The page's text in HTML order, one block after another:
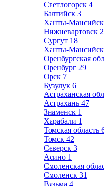
Светлогорск 4
Балтийск 3
Ханты-
Нижневартовск
Сургут 18
Ханты-Мансийск
Оренбургская
Оренбург 29
Орск 7
Бузулук 6
Астраханская
Астрахань 47
Знаменск 1
Харабали 1
Томская область
Томск 42
Северск 3
Асино 1
Смоленская
Смоленск 31
Вязьма 4